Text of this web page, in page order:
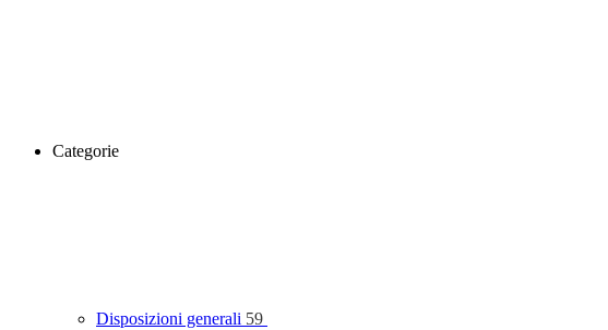
Categorie
Disposizioni generali 59